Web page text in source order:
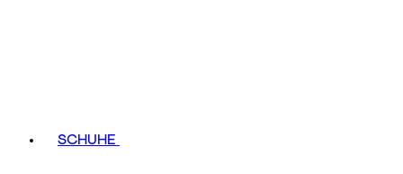
SCHUHE